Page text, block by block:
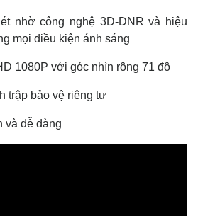
nhờ công nghệ 3D-DNR và hiệu
mọi điều kiện ánh sáng
1080P với góc nhìn rộng 71 độ
trập bảo vệ riêng tư
và dễ dàng